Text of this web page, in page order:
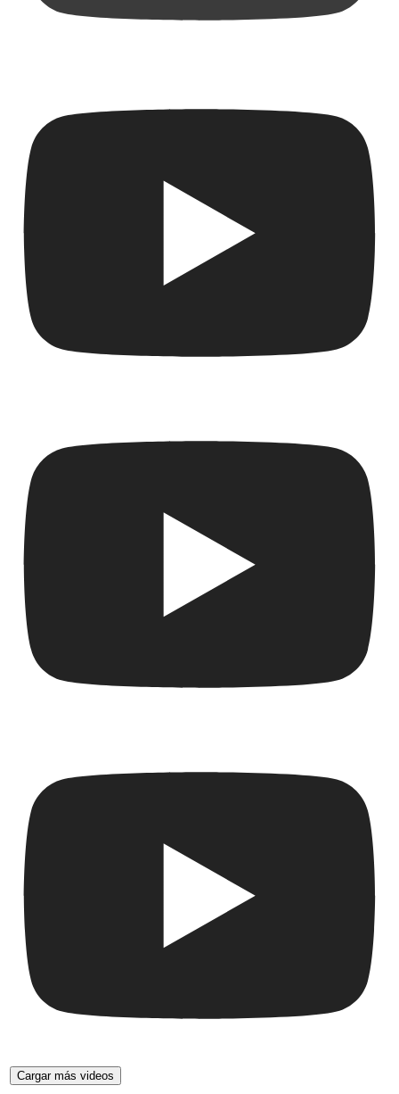
Cargar más videos